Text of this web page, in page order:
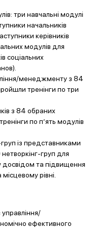
три навчальні модулі
начальників
керівників
модулів для
соціальних
менеджменту з 84
тренінги по три
з 84 обраних
по п’ять модулів
із представниками
груп для
досвідом та підвищення
рівні.
ефективного